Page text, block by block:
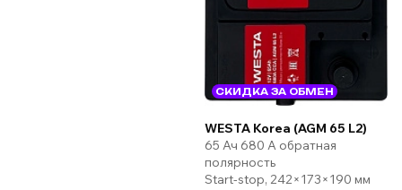
СКИДКА ЗА ОБМЕН
WESTA Korea (AGM 65 L2)
65 Ач 680 А обратная
полярность
Start-stop, 242×173×190 мм